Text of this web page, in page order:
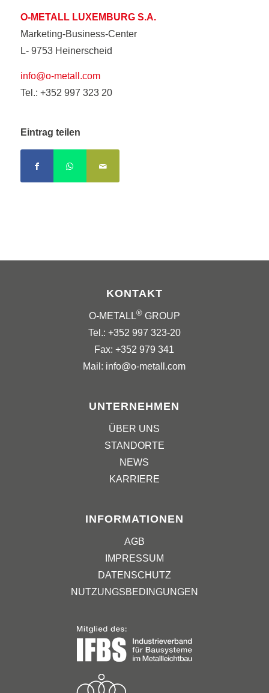
O-METALL LUXEMBURG S.A.
Marketing-Business-Center
L- 9753 Heinerscheid
info@o-metall.com
Tel.: +352 997 323 20
Eintrag teilen
KONTAKT
O-METALL®GROUP
Tel.: +352 997 323-20
Fax: +352 979 341
Mail: info@o-metall.com
UNTERNEHMEN
ÜBER UNS
STANDORTE
NEWS
KARRIERE
INFORMATIONEN
AGB
IMPRESSUM
DATENSCHUTZ
NUTZUNGSBEDINGUNGEN